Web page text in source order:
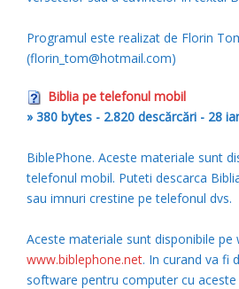
Programul este realizat de Florin
(florin_tom@hotmail.com)
Biblia pe telefonul mobil
» 380 bytes - 2.820 descărcări - 28
BiblePhone. Aceste materiale sunt
telefonul mobil. Puteti descarca
sau imnuri crestine pe telefonul dvs.
Aceste materiale sunt disponibile pe
www.biblephone.net. In curand va fi
software pentru computer cu aceste